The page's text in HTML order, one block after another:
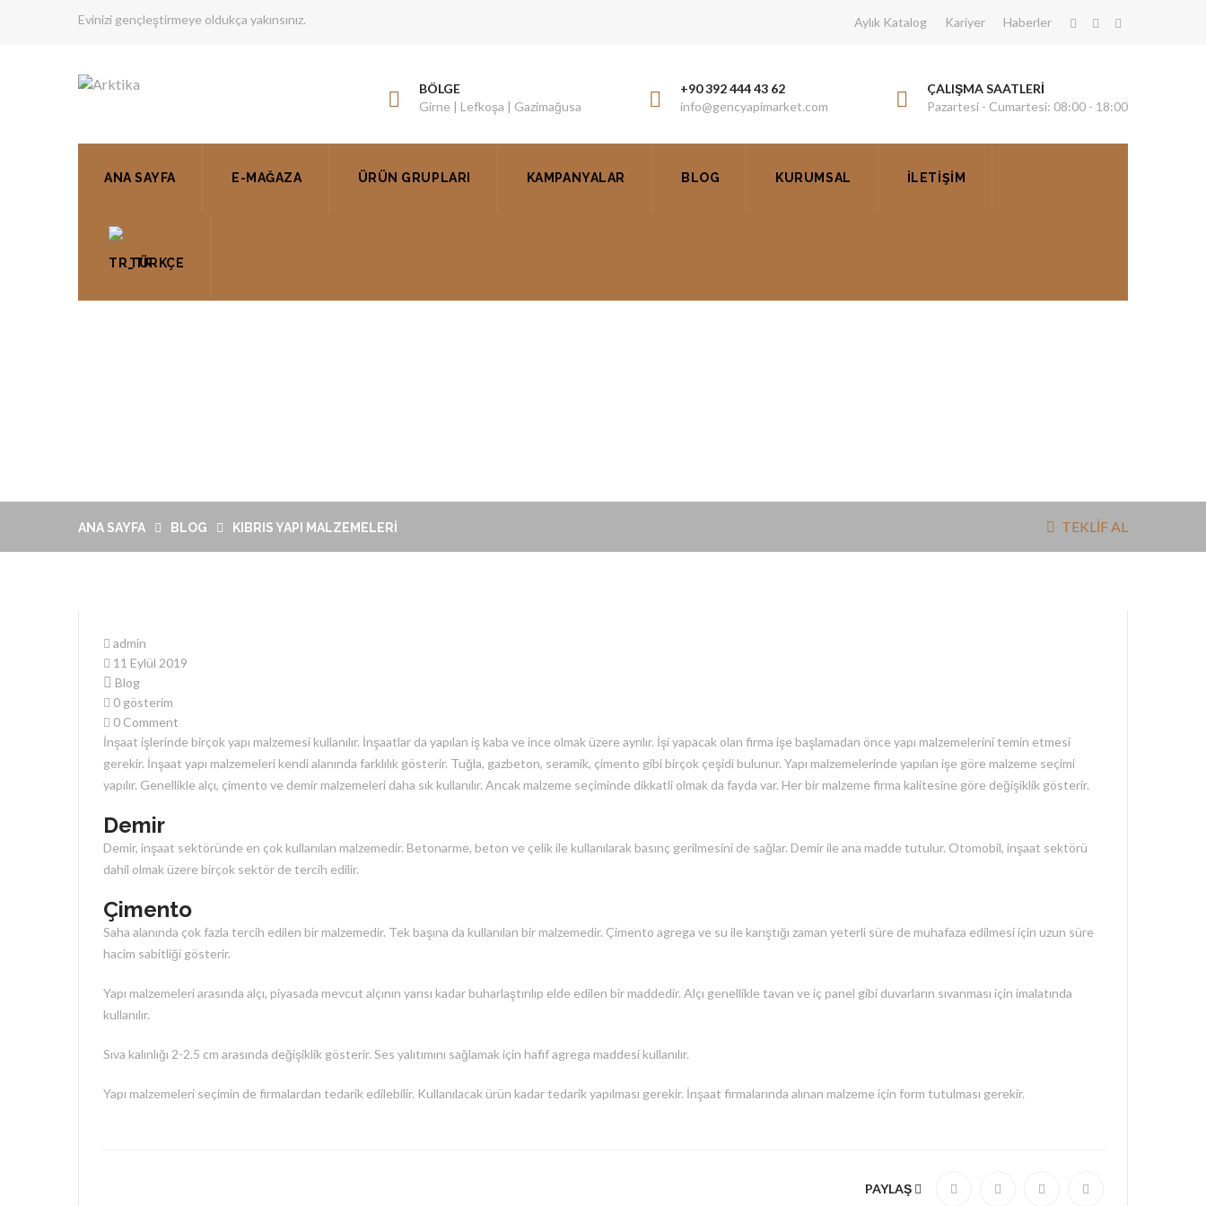
Evinizi gençleştirmeye oldukça yakınsınız. Aylık Katalog Kariyer Haberler
BÖLGE
Girne | Lefkoşa | Gazimağusa
+90 392 444 43 62
info@gencyapimarket.com
ÇALIŞMA SAATLERİ
Pazartesi - Cumartesi: 08:00 - 18:00
ANA SAYFA E-MAĞAZA ÜRÜN GRUPLARI KAMPANYALAR BLOG KURUMSAL İLETIŞIM
TÜRKÇE
ANA SAYFA BLOG KIBRIS YAPI MALZEMELERI TEKLİF AL
admin
11 Eylül 2019
Blog
0 gösterim
0 Comment
İnşaat işlerinde birçok yapı malzemesi kullanılır. İnşaatlar da yapılan iş kaba ve ince olmak üzere ayrılır. İşi yapacak olan firma işe başlamadan önce yapı malzemelerini temin etmesi
gerekir. İnşaat yapı malzemeleri kendi alanında farklılık gösterir. Tuğla, gazbeton, seramik, çimento gibi birçok çeşidi bulunur. Yapı malzemelerinde yapılan işe göre malzeme seçimi
yapılır. Genellikle alçı, çimento ve demir malzemeleri daha sık kullanılır. Ancak malzeme seçiminde dikkatli olmak da fayda var. Her bir malzeme firma kalitesine göre değişiklik gösterir.
Demir
Demir, inşaat sektöründe en çok kullanılan malzemedir. Betonarme, beton ve çelik ile kullanılarak basınç gerilmesini de sağlar. Demir ile ana madde tutulur. Otomobil, inşaat sektörü
dahil olmak üzere birçok sektör de tercih edilir.
Çimento
Saha alanında çok fazla tercih edilen bir malzemedir. Tek başına da kullanılan bir malzemedir. Çimento agrega ve su ile karıştığı zaman yeterli süre de muhafaza edilmesi için uzun süre
hacim sabitliği gösterir.
Yapı malzemeleri arasında alçı, piyasada mevcut alçının yarısı kadar buharlaştırılıp elde edilen bir maddedir. Alçı genellikle tavan ve iç panel gibi duvarların sıvanması için imalatında
kullanılır.
Sıva kalınlığı 2-2.5 cm arasında değişiklik gösterir. Ses yalıtımını sağlamak için hafif agrega maddesi kullanılır.
Yapı malzemeleri seçimin de firmalardan tedarik edilebilir. Kullanılacak ürün kadar tedarik yapılması gerekir. İnşaat firmalarında alınan malzeme için form tutulması gerekir.
PAYLAŞ